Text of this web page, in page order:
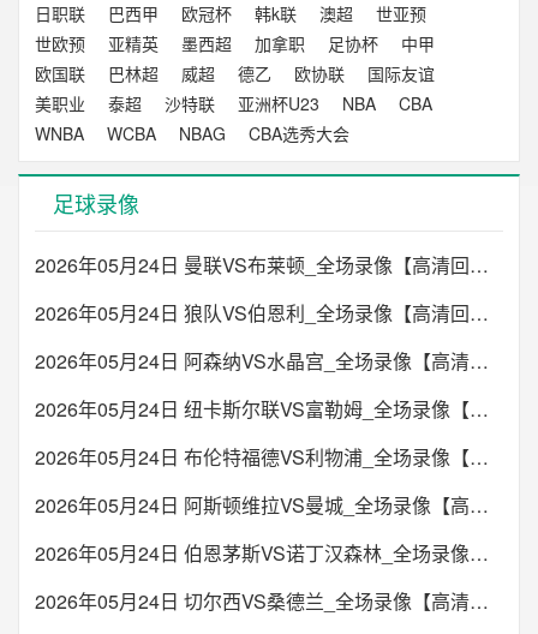
日职联
巴西甲 欧冠杯 韩k联 澳超
世亚预
世欧预
亚精英 墨西超 加拿职 足协杯
中甲
欧国联
巴林超 威超 德乙 欧协联
国际友谊
美职业
泰超 沙特联 亚洲杯U23 NBA
CBA
WNBA
WCBA NBAG CBA选秀大会
足球录像
2026年05月24日 曼联VS布莱顿_全场录像【高清回放】
2026年05月24日 狼队VS伯恩利_全场录像【高清回放】
2026年05月24日 阿森纳VS水晶宫_全场录像【高清回放】
2026年05月24日 纽卡斯尔联VS富勒姆_全场录像【高清回放】
2026年05月24日 布伦特福德VS利物浦_全场录像【高清回放】
2026年05月24日 阿斯顿维拉VS曼城_全场录像【高清回放】
2026年05月24日 伯恩茅斯VS诺丁汉森林_全场录像【高清回放】
2026年05月24日 切尔西VS桑德兰_全场录像【高清回放】